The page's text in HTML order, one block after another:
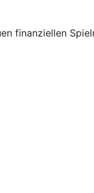
finanziellen